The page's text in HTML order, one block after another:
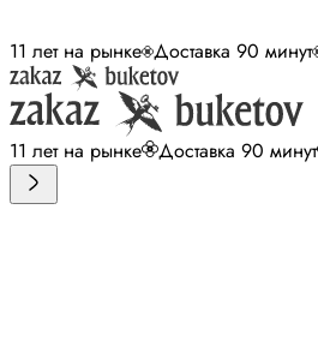
11 лет на рынке Доставка 90 минут
11 лет на рынке Доставка 90 минут